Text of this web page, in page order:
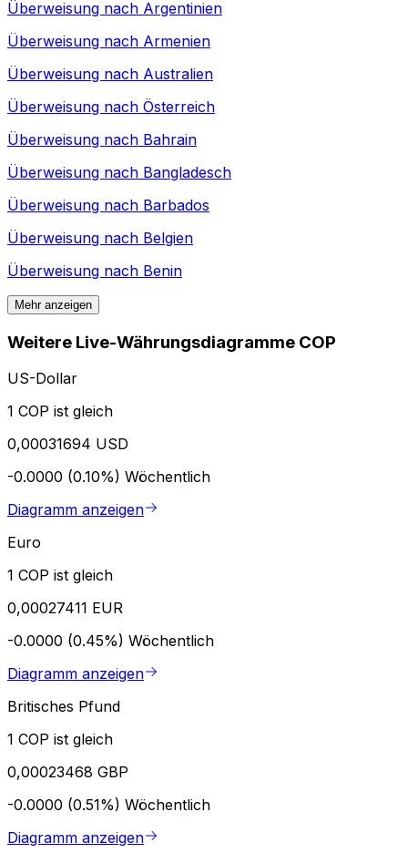
Überweisung nach Argentinien
Überweisung nach Armenien
Überweisung nach Australien
Überweisung nach Österreich
Überweisung nach Bahrain
Überweisung nach Bangladesch
Überweisung nach Barbados
Überweisung nach Belgien
Überweisung nach Benin
Mehr anzeigen
Weitere Live-Währungsdiagramme COP
US-Dollar
1 COP ist gleich
0,00031694 USD
-0.0000 (0.10%) Wöchentlich
Diagramm anzeigen
Euro
1 COP ist gleich
0,00027411 EUR
-0.0000 (0.45%) Wöchentlich
Diagramm anzeigen
Britisches Pfund
1 COP ist gleich
0,00023468 GBP
-0.0000 (0.51%) Wöchentlich
Diagramm anzeigen